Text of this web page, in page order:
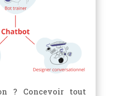
? Concevoir tout